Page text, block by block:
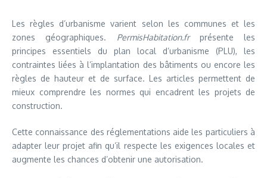
Les règles d’urbanisme varient selon les communes et les
zones géographiques. PermisHabitation.frprésente les
principes essentiels du plan local d’urbanisme (PLU), les
contraintes liées à l’implantation des bâtiments ou encore les
règles de hauteur et de surface. Les articles permettent de
mieux comprendre les normes qui encadrent les projets de
construction.
Cette connaissance des réglementations aide les particuliers à
adapter leur projet afin qu’il respecte les exigences locales et
augmente les chances d’obtenir une autorisation.